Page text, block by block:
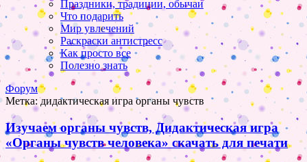
Праздники, традиции, обычаи
Что подарить
Мир увлечений
Раскраски антистресс
Как просто все
Полезно знать
Форум
Метка:дидактическая игра органы чувств
Изучаем органы чувств, Дидактическая игра
«Органы чувств человека» скачать для печати